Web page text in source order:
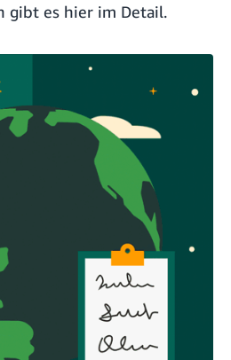
gibt es hier im Detail.